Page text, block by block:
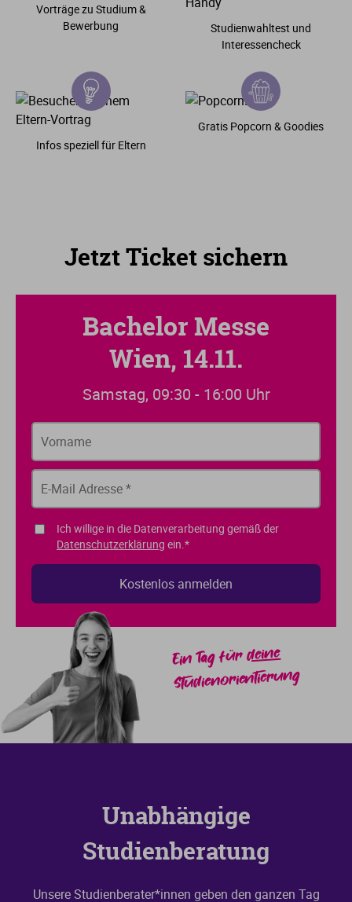
Vorträge zu Studium &
Bewerbung
Studienwahltest und
Interessencheck
Infos speziell für Eltern
Gratis Popcorn & Goodies
Jetzt Ticket sichern
Bachelor Messe
Wien, 14.11.
Samstag, 09:30 - 16:00 Uhr
Ich willige in die Datenverarbeitung gemäß der
Datenschutzerklärung ein.*
Ein Tag fürdeine
Studienorientierung
Unabhängige
Studienberatung
Unsere Studienberater*innen geben den ganzen Tag